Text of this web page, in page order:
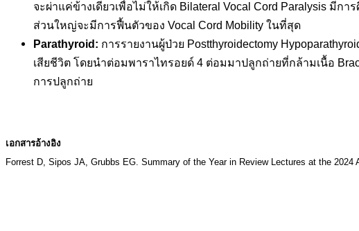
จะผ่าแค่ข้างเดียวเพื่อไม่ให้เกิด Bilateral Vocal Cord Paralysis
ส่วนใหญ่จะมีการฟื้นตัวของ Vocal Cord Mobility ในที่สุด
Parathyroid: การรายงานผู้ป่วย Postthyroidectomy
เสียชีวิต โดยนำต่อมพาราไทรอยด์ 4 ต่อมมาปลูกถ่ายที่กล้ามเนื้อ
การปลูกถ่าย
เอกสารอ้างอิง
Forrest D, Sipos JA, Grubbs EG. Summary of the Year in Review Lectures at the